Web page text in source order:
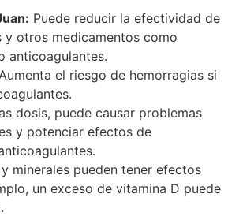
Puede reducir la efectividad de
otros medicamentos como
anticoagulantes.
Aumenta el riesgo de hemorragias si
dosis, puede causar problemas
y potenciar efectos de
minerales pueden tener efectos
un exceso de vitamina D puede